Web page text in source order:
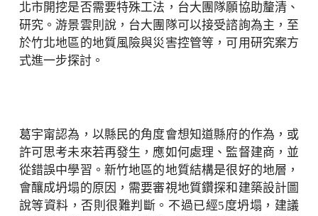
北市開挖是否需要特殊工法，台大團隊願協助釐清、
研究。游景雲則說，台大團隊可以接受諮詢為主，至
於竹北地區的地質風險與災害控管等，可用研究案方
式進一步探討。
葛宇甯認為，以縣民的角度會想知道縣府的作為，或
許可思考未來若再發生，應如何處理、監督建商，並
從錯誤中學習。新竹地區的地質結構是很好的地層，
會釀成坍塌的原因，需要審視地質鑽探和建築設計圖
說等資料，否則很難判斷。不過已經5度坍塌，建議